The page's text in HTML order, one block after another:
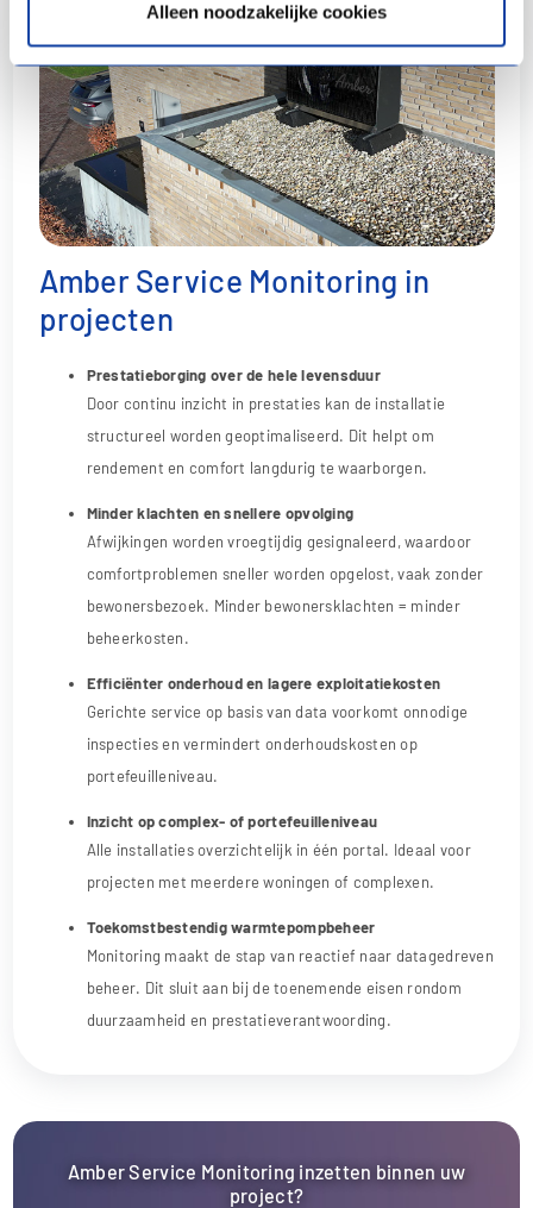
Alleen noodzakelijke cookies
Amber Service Monitoring in
projecten
Prestatieborging over de hele levensduur
Door continu inzicht in prestaties kan de installatie
structureel worden geoptimaliseerd. Dit helpt om
rendement en comfort langdurig te waarborgen.
Minder klachten en snellere opvolging
Afwijkingen worden vroegtijdig gesignaleerd, waardoor
comfortproblemen sneller worden opgelost, vaak zonder
bewonersbezoek. Minder bewonersklachten = minder
beheerkosten.
Efficiënter onderhoud en lagere exploitatiekosten
Gerichte service op basis van data voorkomt onnodige
inspecties en vermindert onderhoudskosten op
portefeuilleniveau.
Inzicht op complex- of portefeuilleniveau
Alle installaties overzichtelijk in één portal. Ideaal voor
projecten met meerdere woningen of complexen.
Toekomstbestendig warmtepompbeheer
Monitoring maakt de stap van reactief naar datagedreven
beheer. Dit sluit aan bij de toenemende eisen rondom
duurzaamheid en prestatieverantwoording.
Amber Service Monitoring inzetten binnen uw
project?